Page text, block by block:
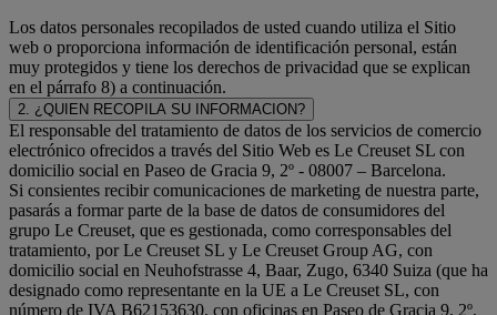
Los datos personales recopilados de usted cuando utiliza el Sitio
web o proporciona información de identificación personal, están
muy protegidos y tiene los derechos de privacidad que se explican
en el párrafo 8) a continuación.
2. ¿QUIEN RECOPILA SU INFORMACION?
El responsable del tratamiento de datos de los servicios de comercio
electrónico ofrecidos a través del Sitio Web es Le Creuset SL con
domicilio social en Paseo de Gracia 9, 2º - 08007 – Barcelona.
Si consientes recibir comunicaciones de marketing de nuestra parte,
pasarás a formar parte de la base de datos de consumidores del
grupo Le Creuset, que es gestionada, como corresponsables del
tratamiento, por Le Creuset SL y Le Creuset Group AG, con
domicilio social en Neuhofstrasse 4, Baar, Zugo, 6340 Suiza (que ha
designado como representante en la UE a Le Creuset SL, con
número de IVA B62153630, con oficinas en Paseo de Gracia 9, 2º,